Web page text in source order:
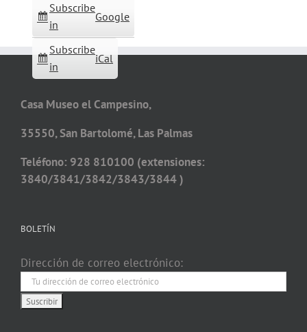
Subscribe
in
Google
Subscribe
in
iCal
Casa Museo el Campesino,
35550, San Bartolomé, Las Palmas
Teléfono: 928 810100 (extensiones:
3840/3841/3842/3843/3844 )
BOLETÍN
Dirección de correo electrónico: